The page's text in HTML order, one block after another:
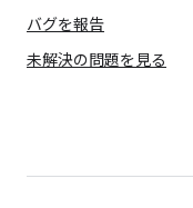
バグを報告
未解決の問題を見る